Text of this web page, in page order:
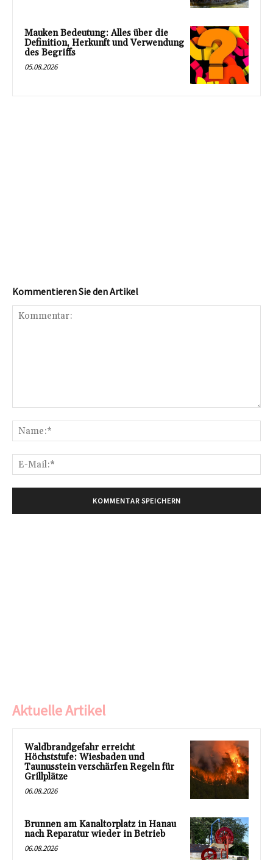
Mauken Bedeutung: Alles über die
Definition, Herkunft und Verwendung
des Begriffs
05.08.2026
Kommentieren Sie den Artikel
Aktuelle Artikel
Waldbrandgefahr erreicht
Höchststufe: Wiesbaden und
Taunusstein verschärfen Regeln für
Grillplätze
06.08.2026
Brunnen am Kanaltorplatz in Hanau
nach Reparatur wieder in Betrieb
06.08.2026